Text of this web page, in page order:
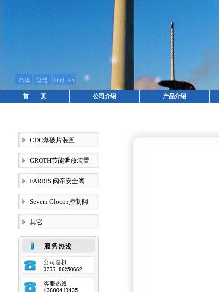
首 页 公司介绍 产品介绍
CDC爆破片装置
GROTH节能泄放装置
FARRIS 阀帝安全阀
Severn Glocon控制阀
其它